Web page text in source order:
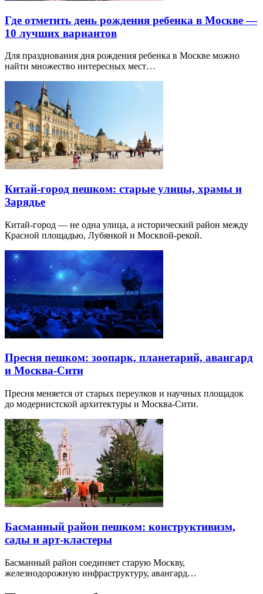
Где отметить день рождения ребенка в Москве —
10 лучших вариантов
Для празднования дня рождения ребенка в Москве можно
найти множество интересных мест…
Китай-город пешком: старые улицы, храмы и
Зарядье
Китай-город — не одна улица, а исторический район между
Красной площадью, Лубянкой и Москвой-рекой.
Пресня пешком: зоопарк, планетарий, авангард
и Москва-Сити
Пресня меняется от старых переулков и научных площадок
до модернистской архитектуры и Москва-Сити.
Басманный район пешком: конструктивизм,
сады и арт-кластеры
Басманный район соединяет старую Москву,
железнодорожную инфраструктуру, авангард…